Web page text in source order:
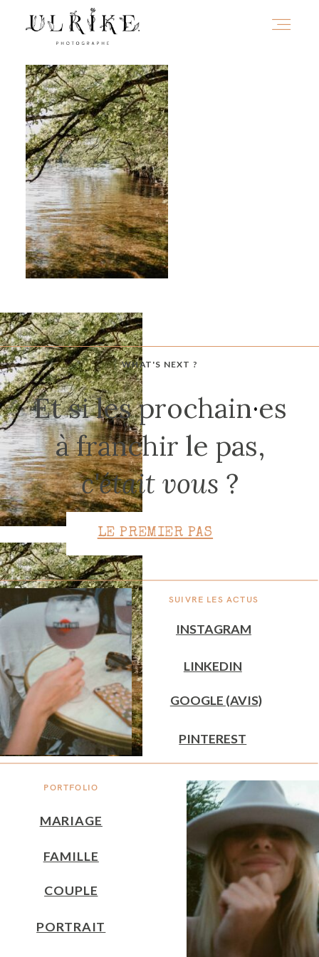
WHAT'S NEXT ?
PORTFOLIO
SUIVRE LES ACTUS
Et si les prochain·es
à franchir le pas,
c'était vous ?
MARIAGE
INSTAGRAM
GOOGLE (AVIS)
FAMILLE
PINTEREST
COUPLE
LINKEDIN
PORTRAIT
LE PREMIER PAS
HOME
A PROPOS
PORTFOLIO
INFOS
JOURNAL
CONTACT